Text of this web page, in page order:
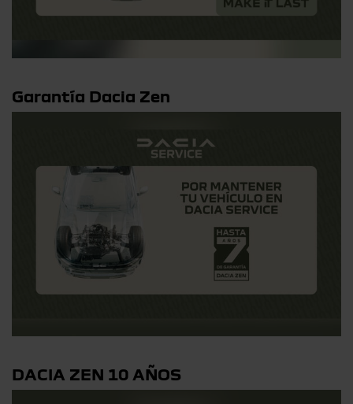
Garantía Dacia Zen
DACIA ZEN 10 AÑOS